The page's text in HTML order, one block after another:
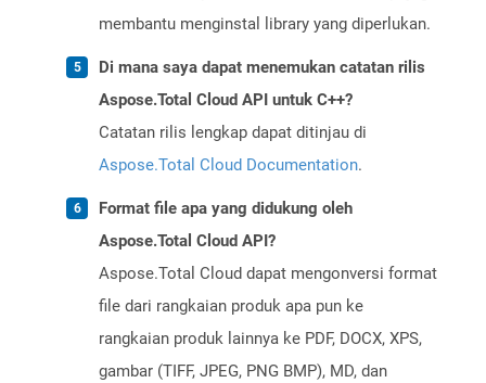
membantu menginstal library yang diperlukan.
Di mana saya dapat menemukan catatan rilis
Aspose.Total Cloud API untuk C++?
Catatan rilis lengkap dapat ditinjau di
Aspose.Total Cloud Documentation.
Format file apa yang didukung oleh
Aspose.Total Cloud API?
Aspose.Total Cloud dapat mengonversi format
file dari rangkaian produk apa pun ke
rangkaian produk lainnya ke PDF, DOCX, XPS,
gambar (TIFF, JPEG, PNG BMP), MD, dan